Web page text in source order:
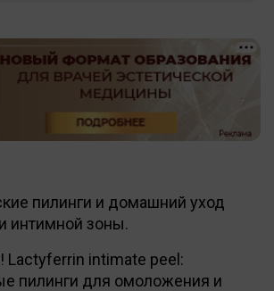
пилинги и домашний уход
интимной зоны.
Lactyferrin intimate peel:
пилинги для омоложения и